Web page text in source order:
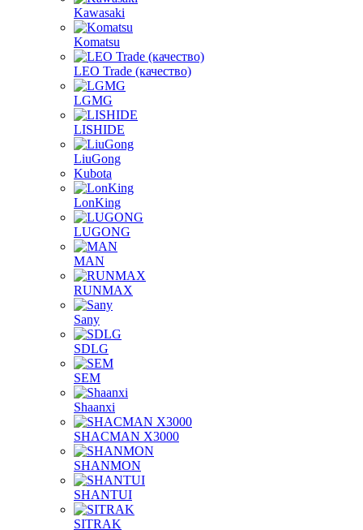
Kawasaki
Komatsu
LEO Trade (качество)
LGMG
LISHIDE
LiuGong
Kubota
LonKing
LUGONG
MAN
RUNMAX
Sany
SDLG
SEM
Shaanxi
SHACMAN X3000
SHANMON
SHANTUI
SITRAK